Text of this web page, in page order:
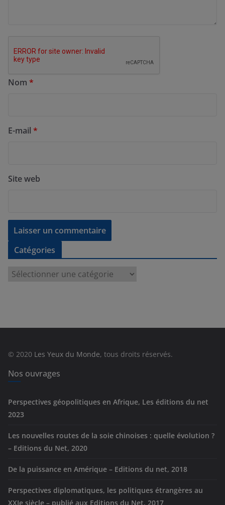
Nom *
E-mail *
Site web
Catégories
e
© 2020 Les Yeux du Monde, tous droits réservés.
Nos ouvrages
Perspectives géopolitiques en Afrique, Les éditions du net
2023
Les nouvelles routes de la soie chinoises : quelle évolution ?
– Editions du Net, 2020
De la puissance en Amérique – Editions du net, 2018
Perspectives diplomatiques, les politiques étrangères au
XXIe siècle – publié aux Editions du Net, 2017